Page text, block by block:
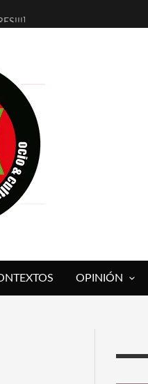
CLAUDIO TOLCACHIR
EN EXVITA
SENCILLEZ]
SERRAT
OPINIÓN